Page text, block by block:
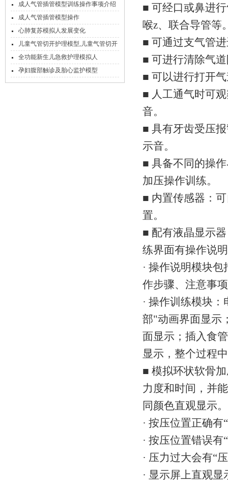
■ 可经口或鼻进
喉z、联合导管等
■ 可通过支气管
■ 可进行清除气
■ 可以进行打开
■ 人工通气时可
音。
■ 具有牙齿受压
示音。
■ 具备不同的操
加压操作训练。
■ 内置传感器：
置。
■ 配有液晶显示
练界面有操作说
· 操作说明模块
作步骤、注意事
· 操作训练模块
部"动画界面显示
面显示；插入食
显示，整个过程
■ 模拟环状软骨
力度和时间，并
同颜色直观显示。
· 按压位置正确
· 按压位置错误
· 压力过大会有“
· 显示屏上直观
成人气管插管模型训练操作事项介绍
成人气管插管模型操作
心肺复苏模拟人发展变化
儿童气管切开护理模型,儿童气管切开
模型
全功能新生儿急救护理模拟人
孕妇腹部触诊及胎心监护模型